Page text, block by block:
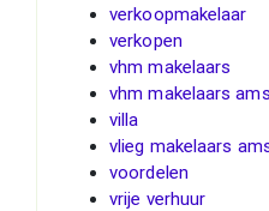
verkoopmakelaar
verkopen
vhm makelaars
vhm makelaars
villa
vlieg makelaars
voordelen
vrije verhuur